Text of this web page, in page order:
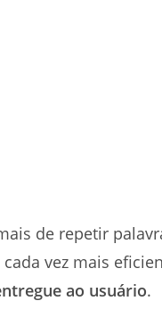
de repetir
vez mais
ao usuário.